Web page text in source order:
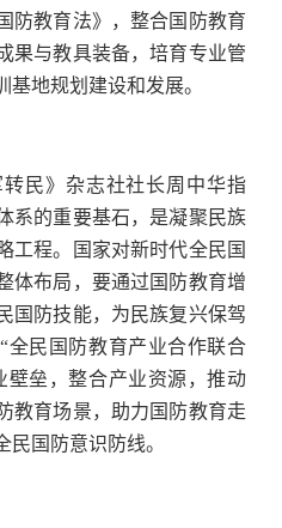
防教育法》，整合国防教育
果与教具装备，培育专业管
地规划建设和发展。
民》杂志社社长周中华指
系的重要基石，是凝聚民族
工程。国家对新时代全民国
体布局，要通过国防教育增
国防技能，为民族复兴保驾
全民国防教育产业合作联合
壁垒，整合产业资源，推动
教育场景，助力国防教育走
国防意识防线。